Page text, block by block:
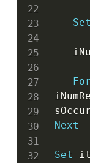
Set
For
Next
Set